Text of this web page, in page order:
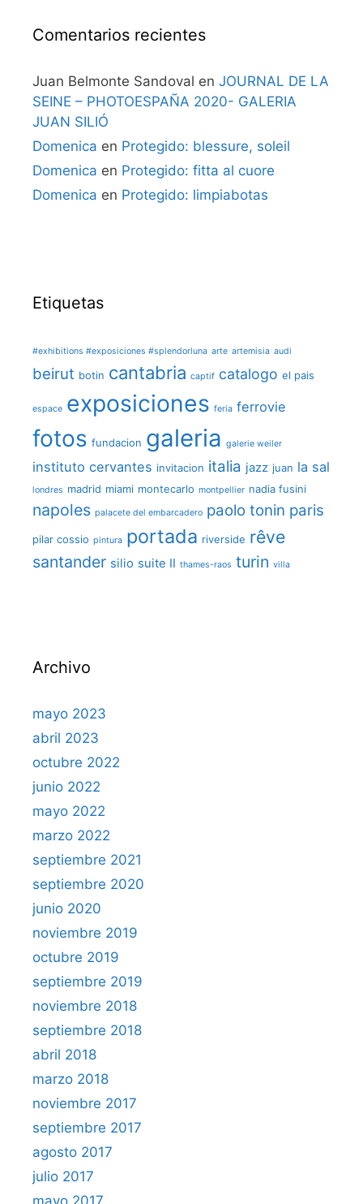
Comentarios recientes
Juan Belmonte Sandoval en JOURNAL DE LA
SEINE – PHOTOESPAÑA 2020- GALERIA
JUAN SILIÓ
Domenica en Protegido: blessure, soleil
Domenica en Protegido: fitta al cuore
Domenica en Protegido: limpiabotas
Etiquetas
#exhibitions #exposiciones #splendorluna arte artemisia audi
beirut botin cantabria captif catalogo el pais
espace exposiciones feria ferrovie
fotos fundacion galeria galerie weiler
instituto cervantes invitacion italia jazz juan la sal
londres madrid miami montecarlo montpellier nadia fusini
napoles palacete del embarcadero paolo tonin paris
pilar cossio pintura portada riverside rêve
santander silio suite II thames-raos turin villa
Archivo
mayo 2023
abril 2023
octubre 2022
junio 2022
mayo 2022
marzo 2022
septiembre 2021
septiembre 2020
junio 2020
noviembre 2019
octubre 2019
septiembre 2019
noviembre 2018
septiembre 2018
abril 2018
marzo 2018
noviembre 2017
septiembre 2017
agosto 2017
julio 2017
mayo 2017